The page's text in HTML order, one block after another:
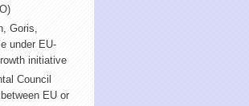
Goris,
under EU-
initiative
Council
EU or